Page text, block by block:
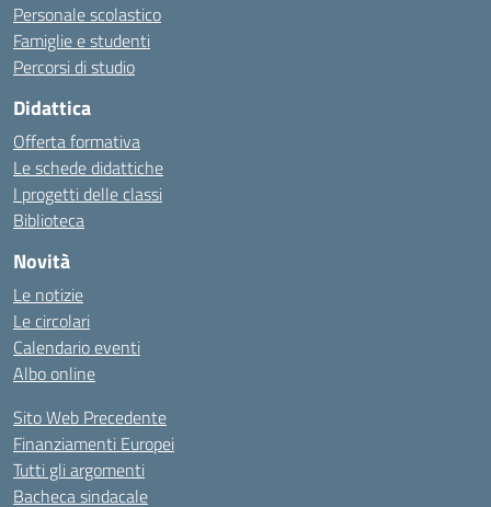
Personale scolastico
Famiglie e studenti
Percorsi di studio
Didattica
Offerta formativa
Le schede didattiche
I progetti delle classi
Biblioteca
Novità
Le notizie
Le circolari
Calendario eventi
Albo online
Sito Web Precedente
Finanziamenti Europei
Tutti gli argomenti
Bacheca sindacale